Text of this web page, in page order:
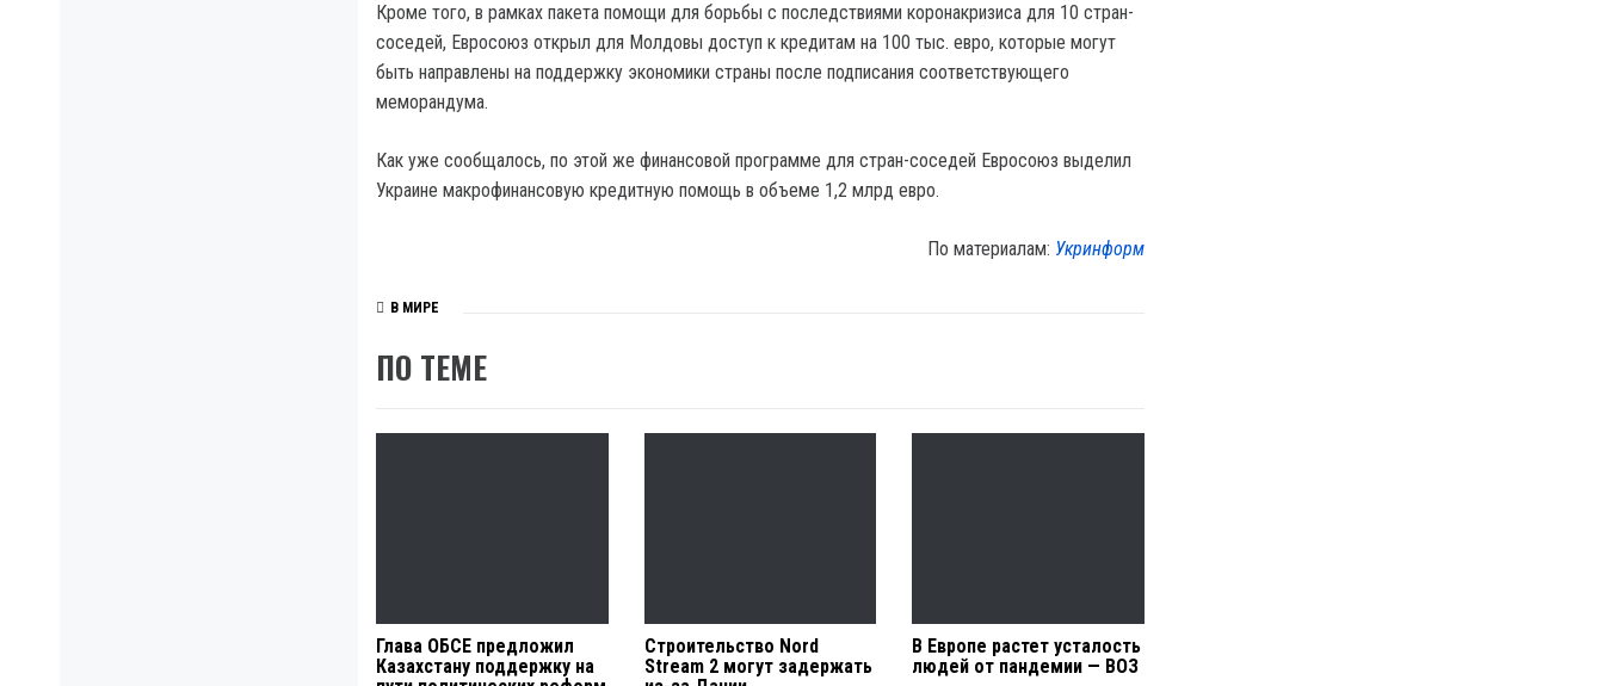
Кроме того, в рамках пакета помощи для борьбы с последствиями коронакризиса для 10 стран-
соседей, Евросоюз открыл для Молдовы доступ к кредитам на 100 тыс. евро, которые могут
быть направлены на поддержку экономики страны после подписания соответствующего
меморандума.
Как уже сообщалось, по этой же финансовой программе для стран-соседей Евросоюз выделил
Украине макрофинансовую кредитную помощь в объеме 1,2 млрд евро.
По материалам: Укринформ
В МИРЕ
ПО ТЕМЕ
Глава ОБСЕ предложил
Казахстану поддержку на
Строительство Nord
Stream 2 могут задержать
В Европе растет усталость
людей от пандемии — ВОЗ